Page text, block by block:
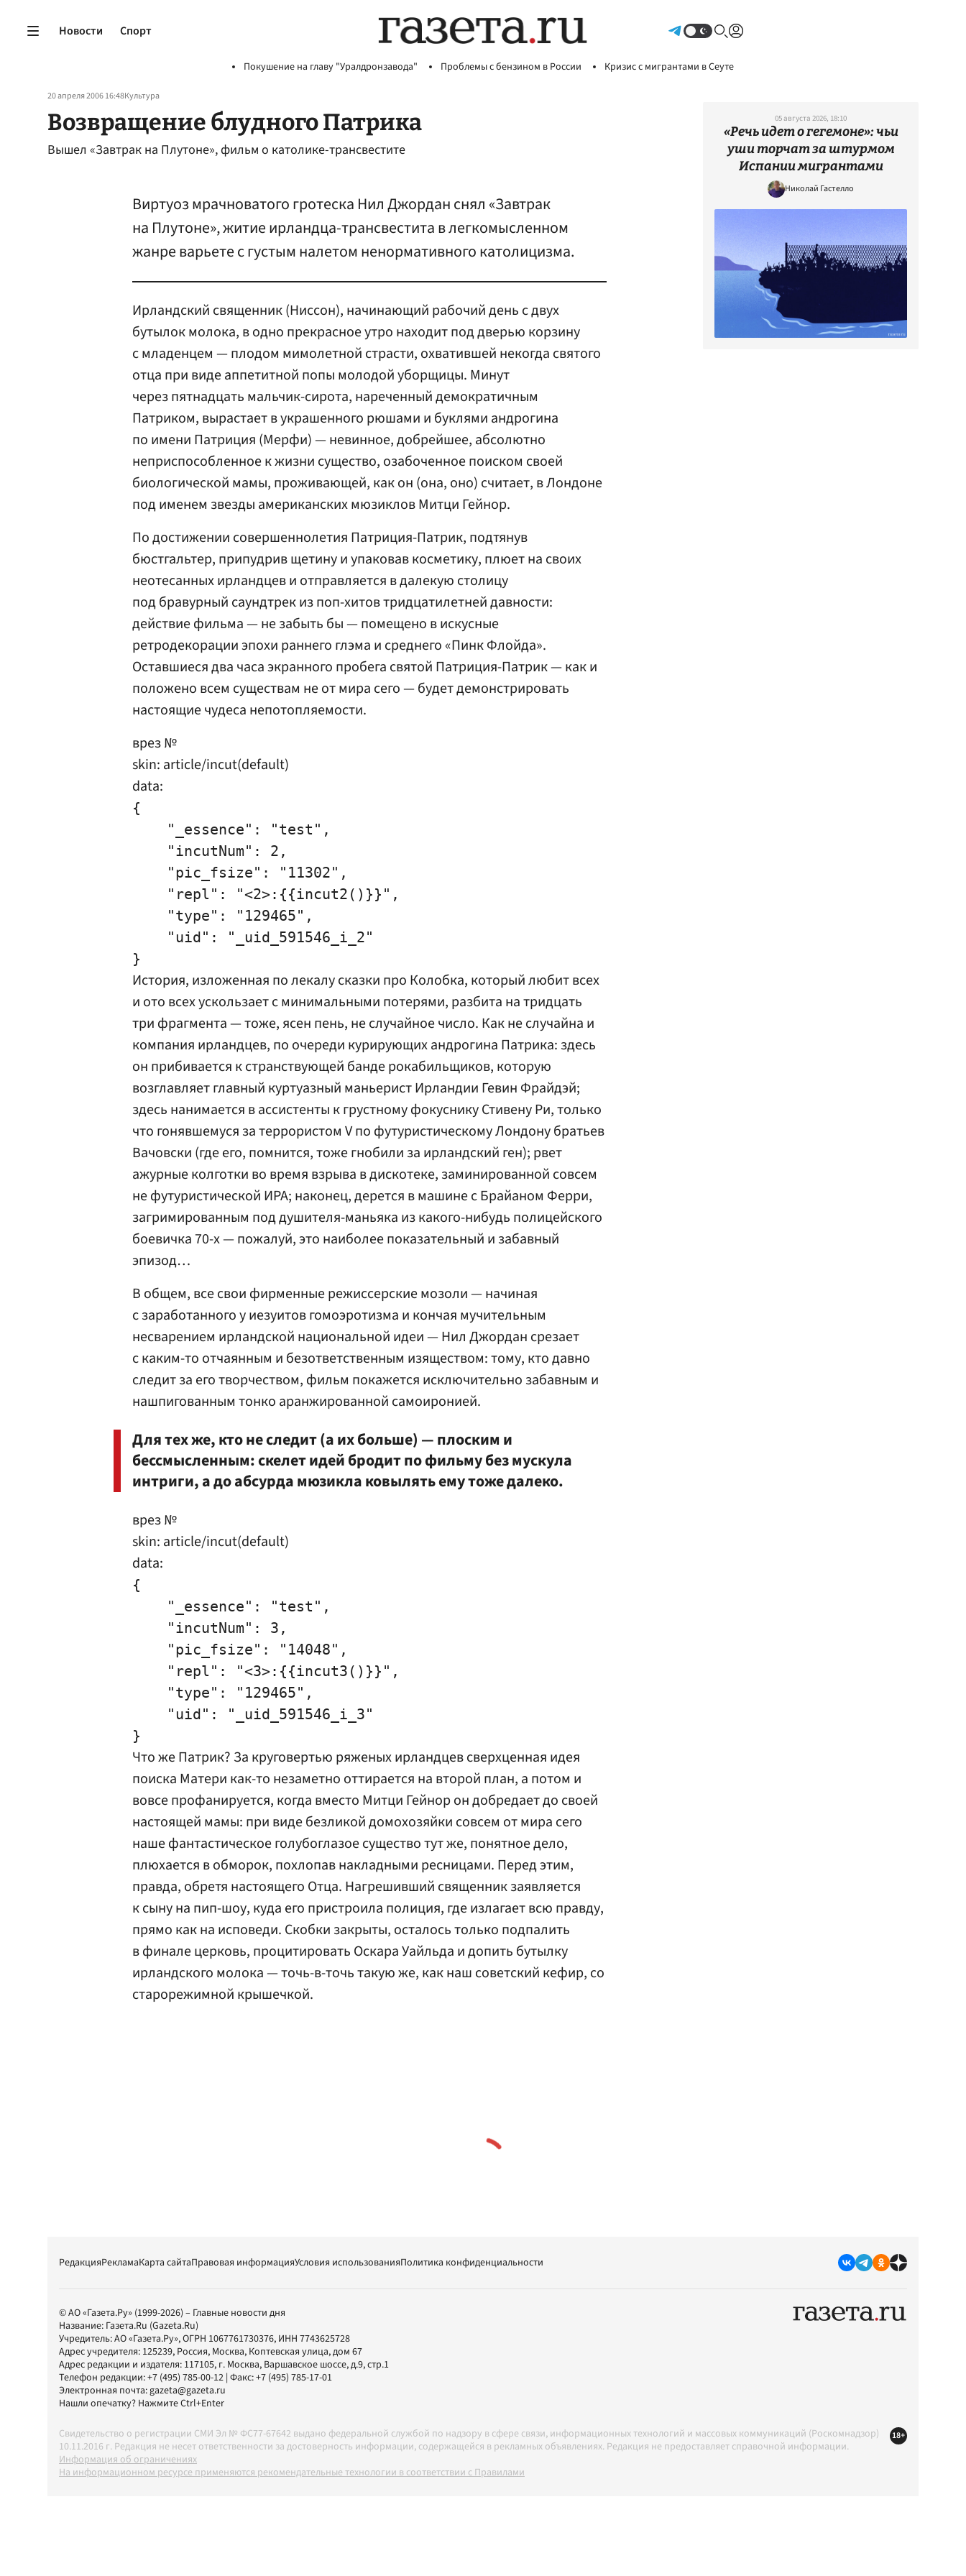
Новости Спорт
Покушение на главу "Уралдронзавода" Проблемы с бензином в России Кризис с мигрантами в Сеуте
20 апреля 2006 16:48Культура
Возвращение блудного Патрика
Вышел «Завтрак на Плутоне», фильм о католике-трансвестите
Виртуоз мрачноватого гротеска Нил Джордан снял «Завтрак
на Плутоне», житие ирландца-трансвестита в легкомысленном
жанре варьете с густым налетом ненормативного католицизма.
Ирландский священник (Ниссон), начинающий рабочий день с двух
бутылок молока, в одно прекрасное утро находит под дверью корзину
с младенцем — плодом мимолетной страсти, охватившей некогда святого
отца при виде аппетитной попы молодой уборщицы. Минут
через пятнадцать мальчик-сирота, нареченный демократичным
Патриком, вырастает в украшенного рюшами и буклями андрогина
по имени Патриция (Мерфи) — невинное, добрейшее, абсолютно
неприспособленное к жизни существо, озабоченное поиском своей
биологической мамы, проживающей, как он (она, оно) считает, в Лондоне
под именем звезды американских мюзиклов Митци Гейнор.
По достижении совершеннолетия Патриция-Патрик, подтянув
бюстгальтер, припудрив щетину и упаковав косметику, плюет на своих
неотесанных ирландцев и отправляется в далекую столицу
под бравурный саундтрек из поп-хитов тридцатилетней давности:
действие фильма — не забыть бы — помещено в искусные
ретродекорации эпохи раннего глэма и среднего «Пинк Флойда».
Оставшиеся два часа экранного пробега святой Патриция-Патрик — как и
положено всем существам не от мира сего — будет демонстрировать
настоящие чудеса непотопляемости.
врез №
skin: article/incut(default)
data:
{
    "_essence": "test",
    "incutNum": 2,
    "pic_fsize": "11302",
    "repl": "<2>:{{incut2()}}",
    "type": "129465",
    "uid": "_uid_591546_i_2"
История, изложенная по лекалу сказки про Колобка, который любит всех
и ото всех ускользает с минимальными потерями, разбита на тридцать
три фрагмента — тоже, ясен пень, не случайное число. Как не случайна и
компания ирландцев, по очереди курирующих андрогина Патрика: здесь
он прибивается к странствующей банде рокабильщиков, которую
возглавляет главный куртуазный маньерист Ирландии Гевин Фрайдэй;
здесь нанимается в ассистенты к грустному фокусникуСтивену Ри, только
что гонявшемуся за террористом V по футуристическому Лондону братьев
Вачовски (где его, помнится, тоже гнобили за ирландский ген); рвет
ажурные колготки во время взрыва в дискотеке, заминированной совсем
не футуристической ИРА; наконец, дерется в машине сБрайаном Ферри,
загримированным под душителя-маньяка из какого-нибудь полицейского
боевичка 70-х — пожалуй, это наиболее показательный и забавный
эпизод…
В общем, все свои фирменные режиссерские мозоли — начиная
с заработанного у иезуитов гомоэротизма и кончая мучительным
несварением ирландской национальной идеи — Нил Джордан срезает
с каким-то отчаянным и безответственным изяществом: тому, кто давно
следит за его творчеством, фильм покажется исключительно забавным и
нашпигованным тонко аранжированной самоиронией.
Для тех же, кто не следит (а их больше) — плоским и
бессмысленным: скелет идей бродит по фильму без мускула
интриги, а до абсурда мюзикла ковылять ему тоже далеко.
врез №
skin: article/incut(default)
data:
{
    "_essence": "test",
    "incutNum": 3,
    "pic_fsize": "14048",
    "repl": "<3>:{{incut3()}}",
    "type": "129465",
    "uid": "_uid_591546_i_3"
Что же Патрик? За круговертью ряженых ирландцев сверхценная идея
поиска Матери как-то незаметно оттирается на второй план, а потом и
вовсе профанируется, когда вместо Митци Гейнор он добредает до своей
настоящей мамы: при виде безликой домохозяйки совсем от мира сего
наше фантастическое голубоглазое существо тут же, понятное дело,
плюхается в обморок, похлопав накладными ресницами. Перед этим,
правда, обретя настоящего Отца. Нагрешивший священник заявляется
к сыну на пип-шоу, куда его пристроила полиция, где излагает всю правду,
прямо как на исповеди. Скобки закрыты, осталось только подпалить
в финале церковь, процитировать Оскара Уайльда и допить бутылку
ирландского молока — точь-в-точь такую же, как наш советский кефир, со
старорежимной крышечкой.
05 августа 2026, 18:10
«Речь идет о гегемоне»: чьи
уши торчат за штурмом
Испании мигрантами
Николай Гастелло
РедакцияРекламаКарта сайтаПравовая информацияУсловия использованияПолитика конфиденциальности
© АО «Газета.Ру» (1999-2026) – Главные новости дня
Название: Газета.Ru (Gazeta.Ru)
Учредитель:АО «Газета.Ру», ОГРН 1067761730376, ИНН 7743625728
Адрес учредителя: 125239, Россия, Москва, Коптевская улица, дом 67
Адрес редакции и издателя: 117105, г. Москва, Варшавское шоссе, д.9, стр.1
Телефон редакции:+7 (495) 785-00-12 | Факс:+7 (495) 785-17-01
Электронная почта:gazeta@gazeta.ru
Нашли опечатку? Нажмите Ctrl+Enter
Свидетельство о регистрации СМИ Эл № ФС77-67642 выдано федеральной службой по надзору в сфере связи, информационных технологий и массовых коммуникаций (Роскомнадзор)
10.11.2016 г. Редакция не несет ответственности за достоверность информации, содержащейся в рекламных объявлениях. Редакция не предоставляет справочной информации.
Информация об ограничениях
На информационном ресурсе применяются рекомендательные технологии в соответствии с Правилами
18+